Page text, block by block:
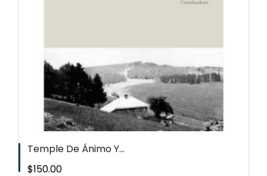
Temple De Ánimo Y...
Precio
$150.00